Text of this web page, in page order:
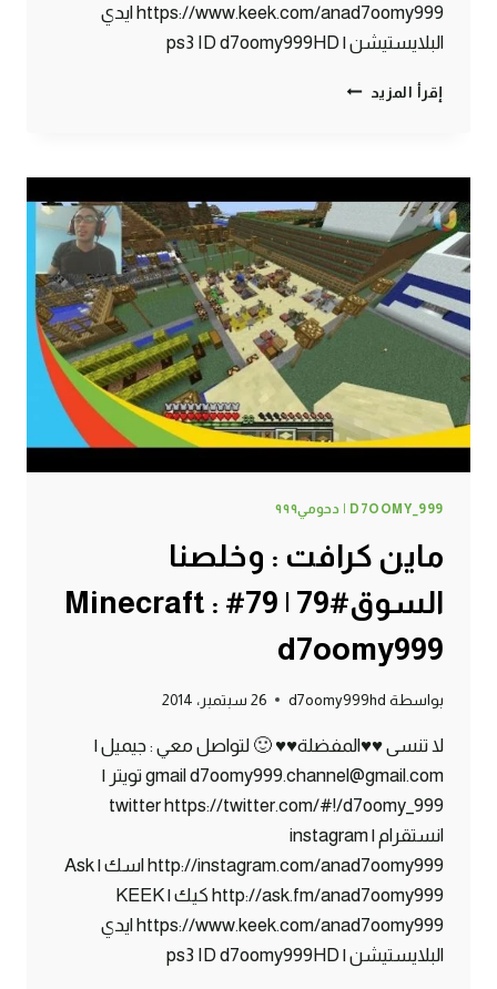
https://www.keek.com/anad7oomy999 ايدي
البلايستيشن | ps3 ID d7oomy999HD
إقرأ المزيد ماين
شوب
#80
80#
MINECRAFT
:
D7OOMY999
D7OOMY_999 | دحومي٩٩٩
ماين كرافت : وخلصنا
السوق#79 | 79# Minecraft :
d7oomy999
بواسطة d7oomy999hd 26 سبتمبر، 2014
لا تنسى ♥♥المفضلة♥♥ 🙂 لتواصل معي : جيميل |
gmail d7oomy999.channel@gmail.com تويتر |
twitter https://twitter.com/#!/d7oomy_999
انستقرام | instagram
http://instagram.com/anad7oomy999 اسك | Ask
http://ask.fm/anad7oomy999 كيك | KEEK
https://www.keek.com/anad7oomy999 ايدي
البلايستيشن | ps3 ID d7oomy999HD